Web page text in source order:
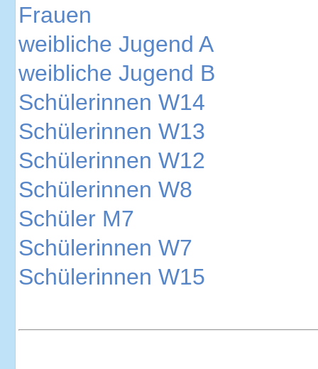
Frauen
weibliche Jugend A
weibliche Jugend B
Schülerinnen W14
Schülerinnen W13
Schülerinnen W12
Schülerinnen W8
Schüler M7
Schülerinnen W7
Schülerinnen W15